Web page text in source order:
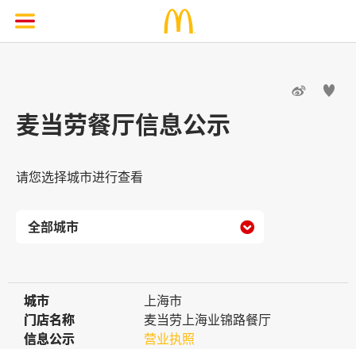
 
麦当劳餐厅信息公示
请您选择城市进行查看

城市
城市
上海市
门店名称
门店名称
麦当劳上海业锦路餐厅
信息公示
信息公示
营业执照